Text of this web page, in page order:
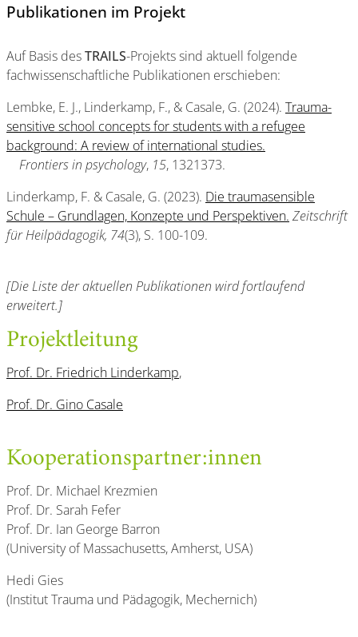
Publikationen im Projekt
Auf Basis desTRAILS-Projekts sind aktuell folgende
fachwissenschaftliche Publikationen erschieben:
Lembke, E. J., Linderkamp, F., & Casale, G. (2024). Trauma-
sensitive school concepts for students with a refugee
background: A review of international studies.
Frontiers in psychology, 15, 1321373.
Linderkamp, F. & Casale, G. (2023). Die traumasensible
Schule – Grundlagen, Konzepte und Perspektiven. Zeitschrift
für Heilpädagogik, 74(3), S. 100-109.
[Die Liste der aktuellen Publikationen wird fortlaufend
erweitert.]
Projektleitung
Prof. Dr. Friedrich Linderkamp,
Prof. Dr. Gino Casale
Kooperationspartner:innen
Prof. Dr. Michael Krezmien
Prof. Dr. Sarah Fefer
Prof. Dr. Ian George Barron
(University of Massachusetts, Amherst, USA)
Hedi Gies
(Institut Trauma und Pädagogik, Mechernich)